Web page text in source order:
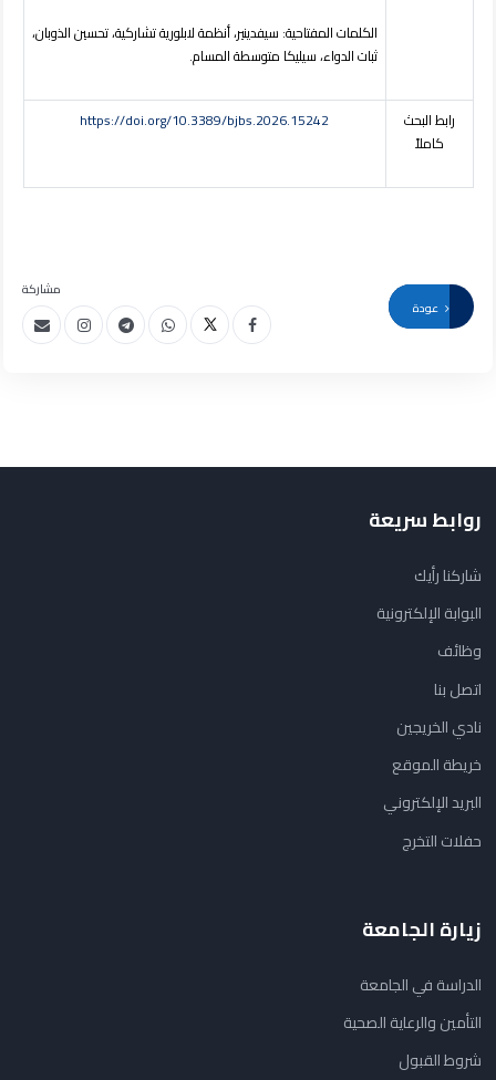
الكلمات المفتاحية: سيفدينير، أنظمة لابلورية تشاركية، تحسين الذوبان،
ثبات الدواء، سيليكا متوسطة المسام.
رابط البحث
كاملاً
https://doi.org/10.3389/bjbs.2026.15242
مشاركة
روابط سريعة
شاركنا رأيك
البوابة الإلكترونية
وظائف
اتصل بنا
نادي الخريجين
خريطة الموقع
البريد الإلكتروني
حفلات التخرج
زيارة الجامعة
الدراسة في الجامعة
التأمين والرعاية الصحية
شروط القبول